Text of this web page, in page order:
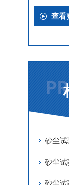
查看
砂尘
砂尘
砂尘